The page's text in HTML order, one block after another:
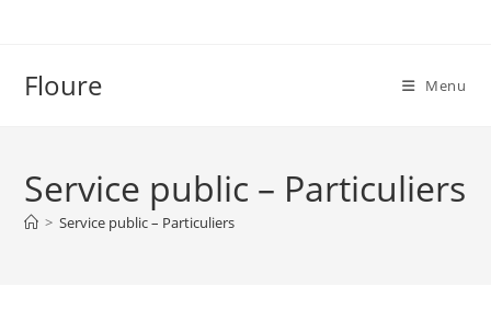
Floure Menu
Service public – Particuliers
> Service public – Particuliers